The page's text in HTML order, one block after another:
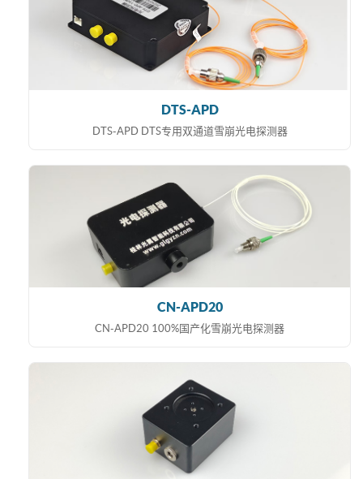
DTS-APD
DTS-APD DTS专用双通道雪崩光电探测器
CN-APD20
CN-APD20 100%国产化雪崩光电探测器